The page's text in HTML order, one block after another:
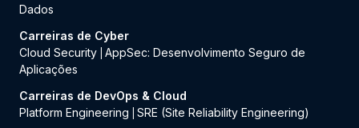
Dados
Carreiras de Cyber
Cloud Security AppSec: Desenvolvimento Seguro de
Aplicações
Carreiras de DevOps & Cloud
Platform Engineering
SRE (Site Reliability Engineering)